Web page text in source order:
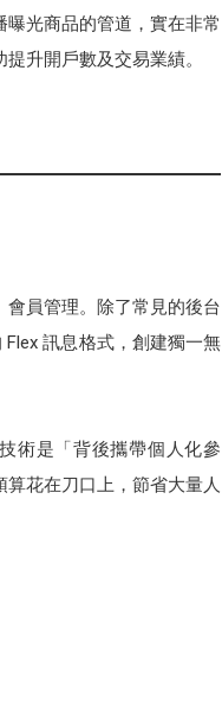
光商品的管道，實在非常
升開戶數及交易業績。
會員管理。除了常見的後台
訊息格式，創建獨一無
術是「背後攜帶個人化參
花在刀口上，節省大量人